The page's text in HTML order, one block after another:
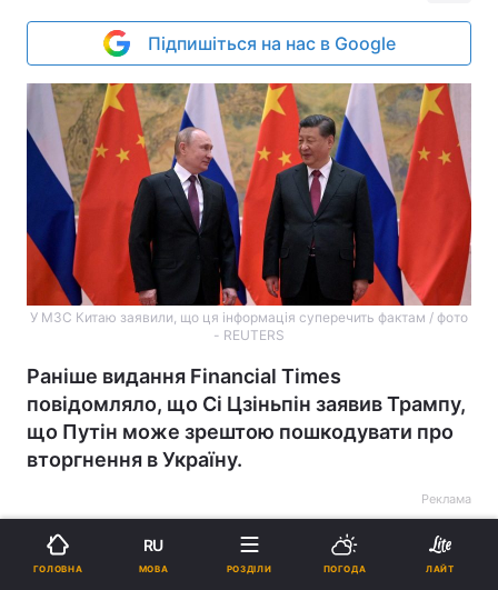
Підпишіться на нас в Google
У МЗС Китаю заявили, що ця інформація суперечить фактам / фото
- REUTERS
Раніше видання Financial Times
повідомляло, що Сі Цзіньпін заявив Трампу,
що Путін може зрештою пошкодувати про
вторгнення в Україну.
Реклама
ГОЛОВНА
RU
МОВА РОЗДІЛИ ПОГОДА ЛАЙТ